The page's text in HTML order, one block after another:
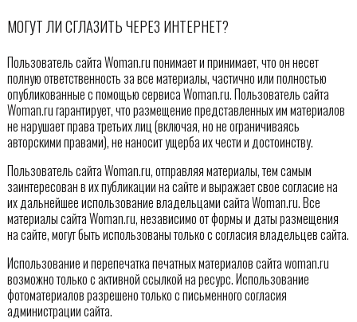
МОГУТ ЛИ СГЛАЗИТЬ ЧЕРЕЗ ИНТЕРНЕТ?
Пользователь сайта Woman.ru понимает и принимает, что он несет
полную ответственность за все материалы, частично или полностью
опубликованные с помощью сервиса Woman.ru. Пользователь сайта
Woman.ru гарантирует, что размещение представленных им материалов
не нарушает права третьих лиц (включая, но не ограничиваясь
авторскими правами), не наносит ущерба их чести и достоинству.
Пользователь сайта Woman.ru, отправляя материалы, тем самым
заинтересован в их публикации на сайте и выражает свое согласие на
их дальнейшее использование владельцами сайта Woman.ru. Все
материалы сайта Woman.ru, независимо от формы и даты размещения
на сайте, могут быть использованы только с согласия владельцев сайта.
Использование и перепечатка печатных материалов сайта woman.ru
возможно только с активной ссылкой на ресурс. Использование
фотоматериалов разрешено только с письменного согласия
администрации сайта.